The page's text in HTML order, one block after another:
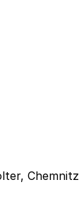
Chemnitz